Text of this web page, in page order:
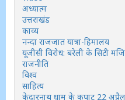
अध्यात्म
उत्तराखंड
काव्य
नन्दा राजजात यात्रा-हिमालय
यूजीसी विरोध: बरेली के सिटी
राजनीति
विश्व
साहित्य
केदारनाथ धाम के कपाट 22